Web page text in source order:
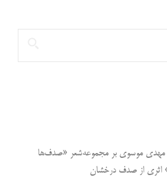
مهدی موسوی بر مجموعه‌شعر «صدف‌ها
اثری از صدف درخشان